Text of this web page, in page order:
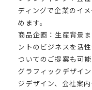
ディングで企業のイ
めます。
商品企画：生産背景
ントのビジネスを活
ついてのご提案も可能
グラフィックデザイ
ジデザイン、会社案